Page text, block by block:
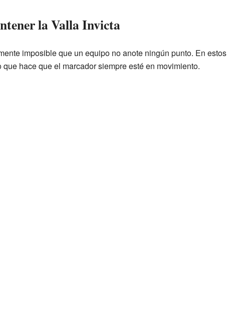
la Valla Invicta
imposible que un equipo no anote ningún punto. En estos
hace que el marcador siempre esté en movimiento.